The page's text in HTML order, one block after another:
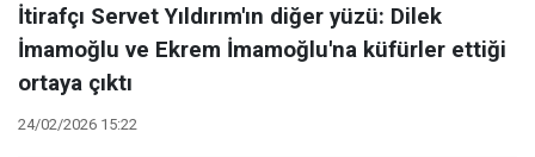
İtirafçı Servet Yıldırım'ın diğer yüzü: Dilek
İmamoğlu ve Ekrem İmamoğlu'na küfürler ettiği
ortaya çıktı
24/02/2026 15:22